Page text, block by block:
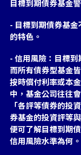
目標到期債券基金
- 目標到期債券基
的特色。
- 信用風險：目標到
而所有債券型基金
按時償付利率或本
中，基金公司往往
「各評等債券的投
券基金的投資評等
便可了解目標到期
信用風險水準為何。